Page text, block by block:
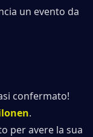
un evento da
confermato!
.
per avere la sua